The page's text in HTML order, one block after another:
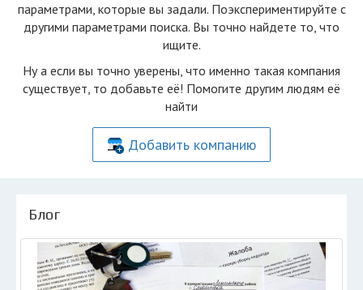
параметрами, которые вы задали. Поэкспериментируйте с
другими параметрами поиска. Вы точно найдете то, что
ищите.
Ну а если вы точно уверены, что именно такая компания
существует, то добавьте её! Помогите другим людям её
найти
Добавить компанию
Блог